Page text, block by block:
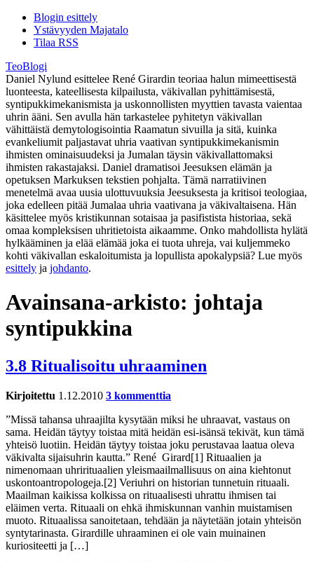
Blogin esittely
Ystävyyden Majatalo
Tilaa RSS
TeoBlogi
Daniel Nylund esittelee René Girardin teoriaa halun mimeettisestä
luonteesta, kateellisesta kilpailusta, väkivallan pyhittämisestä,
syntipukkimekanismista ja uskonnollisten myyttien tavasta vaientaa
uhrin ääni. Sen avulla hän tarkastelee pyhitetyn väkivallan
vähittäistä demytologisointia Raamatun sivuilla ja sitä, kuinka
evankeliumit paljastavat uhria vaativan syntipukkimekanismin
ihmisten ominaisuudeksi ja Jumalan täysin väkivallattomaksi
ihmisten rakastajaksi. Daniel dramatisoi Jeesuksen elämän ja
opetuksen Markuksen tekstien pohjalta. Tämä narratiivinen
menetelmä avaa uusia ulottuvuuksia Jeesuksesta ja kritisoi teologiaa,
joka edelleen pitää Jumalaa uhria vaativana ja väkivaltaisena. Hän
käsittelee myös kristikunnan sotaisaa ja pasifistista historiaa, sekä
omaa kompleksisen uhritietoista aikaamme. Onko mahdollista hylätä
hylkääminen ja elää elämää joka ei tuota uhreja, vai kuljemmeko
kohti väkivallan eskaloitumista ja lopullista apokalypsiä? Lue myös
esittely ja johdanto.
Avainsana-arkisto: johtaja
syntipukkina
3.8 Ritualisoitu uhraaminen
Kirjoitettu 1.12.2010 3 kommenttia
”Missä tahansa uhraajilta kysytään miksi he uhraavat, vastaus on
sama. Heidän täytyy toistaa mitä heidän esi-isänsä tekivät, kun tämä
yhteisö luotiin. Heidän täytyy toistaa joku perustavaa laatua oleva
väkivalta sijaisuhrin kautta.” René Girard[1] Rituaalien ja
nimenomaan uhrirituaalien yleismaailmallisuus on aina kiehtonut
uskontoantropologeja.[2] Veriuhri on historian tunnetuin rituaali.
Maailman kaikissa kolkissa on rituaalisesti uhrattu ihmisen tai
eläimen verta. Rituaali on ehkä ihmiskunnan vanhin muistamisen
muoto. Rituaalissa sanoitetaan, tehdään ja näytetään jotain yhteisön
syntytarinasta. Girardille uhraaminen ei ole vain muinainen
kuriositeetti ja […]